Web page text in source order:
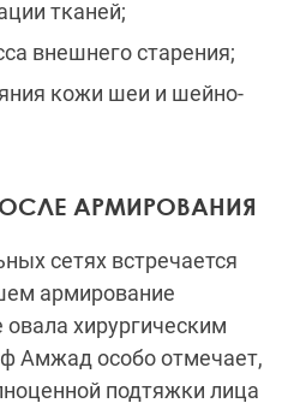
тканей;
внешнего старения;
кожи шеи и шейно-
АРМИРОВАНИЯ
сетях встречается
армирование
хирургическим
Амжад особо отмечает,
подтяжки лица